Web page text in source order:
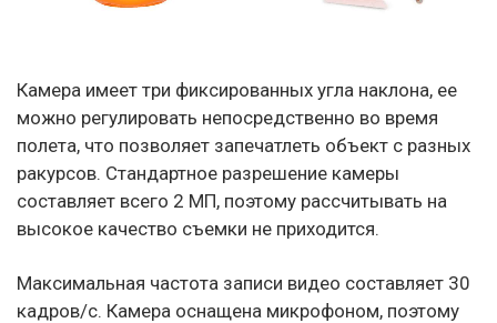
Камера имеет три фиксированных угла наклона, ее
можно регулировать непосредственно во время
полета, что позволяет запечатлеть объект с разных
ракурсов. Стандартное разрешение камеры
составляет всего 2 МП, поэтому рассчитывать на
высокое качество съемки не приходится.
Максимальная частота записи видео составляет 30
кадров/с. Камера оснащена микрофоном, поэтому